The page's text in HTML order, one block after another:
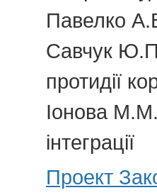
Павелко
Савчук Ю.П.
протидії
Іонова М.М.
інтеграції
Проект